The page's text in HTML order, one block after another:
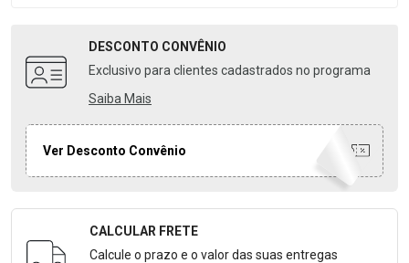
DESCONTO CONVÊNIO
Exclusivo para clientes cadastrados no programa
Saiba Mais
Ver Desconto Convênio
Formulário para Calcular o Frete
CALCULAR FRETE
Calcule o prazo e o valor das suas entregas